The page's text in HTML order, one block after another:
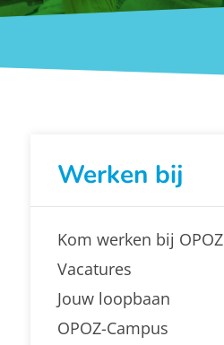
Werken bij
Kom werken bij OPOZ
Vacatures
Jouw loopbaan
OPOZ-Campus